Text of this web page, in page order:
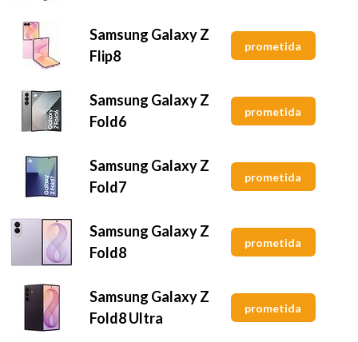
Samsung Galaxy Z
Flip8
prometida
Samsung Galaxy Z
Fold6
prometida
Samsung Galaxy Z
Fold7
prometida
Samsung Galaxy Z
Fold8
prometida
Samsung Galaxy Z
Fold8 Ultra
prometida